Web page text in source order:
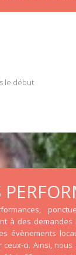
le début
à des
évènements
ceux-ci. Ainsi,